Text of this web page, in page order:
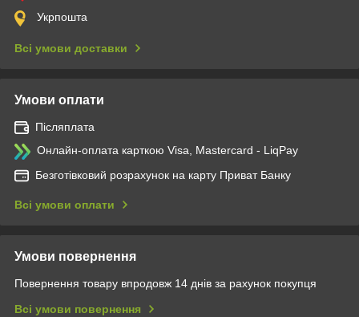
Укрпошта
Всі умови доставки
Умови оплати
Післяплата
Онлайн-оплата карткою Visa, Mastercard - LiqPay
Безготівковий розрахунок на карту Приват Банку
Всі умови оплати
Умови повернення
Повернення товару впродовж 14 днів за рахунок покупця
Всі умови повернення